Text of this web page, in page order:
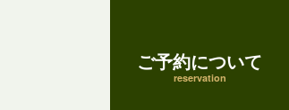
ご予約について
reservation